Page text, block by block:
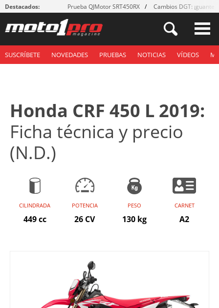
Destacados: Prueba QJMotor SRT450RX Cambios DGT: ¡guantes!
SUSCRÍBETE NOVEDADES PRUEBAS NOTICIAS VÍDEOS
Honda CRF 450 L 2019:
Ficha técnica y precio
(N.D.)
CILINDRADA
449 cc
POTENCIA
26 CV
PESO
130 kg
CARNET
A2